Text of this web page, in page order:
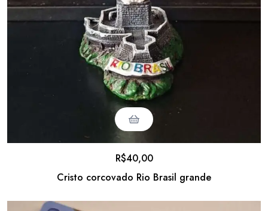
Cristo corcovado Rio Brasil grande
R$40,00